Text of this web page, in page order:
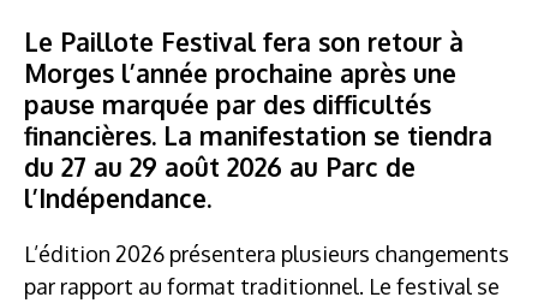
Le Paillote Festival fera son retour à
Morges l’année prochaine après une
pause marquée par des difficultés
financières. La manifestation se tiendra
du 27 au 29 août 2026 au Parc de
l’Indépendance.
L’édition 2026 présentera plusieurs changements
par rapport au format traditionnel. Le festival se